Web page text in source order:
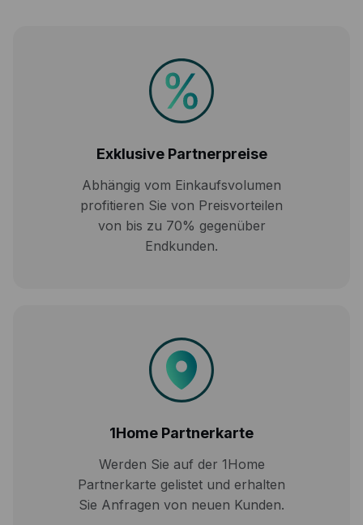
Exklusive Partnerpreise
Abhängig vom Einkaufsvolumen
profitieren Sie von Preisvorteilen
von bis zu 70% gegenüber
Endkunden.
1Home Partnerkarte
Werden Sie auf der 1Home
Partnerkarte gelistet und erhalten
Sie Anfragen von neuen Kunden.